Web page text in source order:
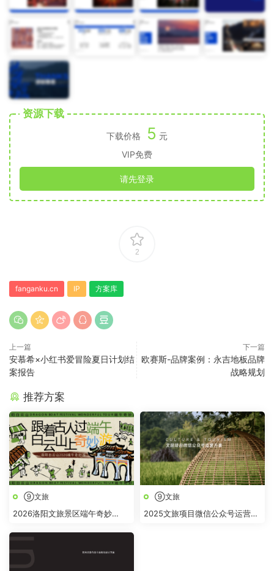
资源下载
下载价格 5 元
VIP免费
请先登录
2
fanganku.cn IP 方案库
上一篇
安慕希×小红书爱冒险夏日计划结
案报告
下一篇
欧赛斯-品牌案例：永吉地板品牌
战略规划
推荐方案
⑨文旅
2026洛阳文旅景区端午奇妙
⑨文旅
2025文旅项目微信公众号运营方